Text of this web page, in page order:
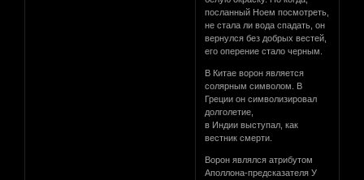
посланный Ноем посмотреть,
не стала ли вода спадать, он
вернулся без добрых вестей,
его оперение стало черным.
В Китае ворон является
солярным символом. В
Греции он символизировал
долголетие,
в Индии выступал, как
вестник смерти.
Ворон являлся атрибутом
Аполлона-предсказателя У